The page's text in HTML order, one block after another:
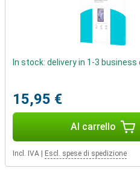
Xiaomi Redmi Note 12 Pro+ 8GB/
resistente, sempre utile da
Xiaomi Redmi Note 12 Pro+ 8GB/
senza un pulsante o uno scanner
In stock: delivery in 1-3 business
15,95 €
Al carrello
Incl. IVA Escl. spese di spedizione